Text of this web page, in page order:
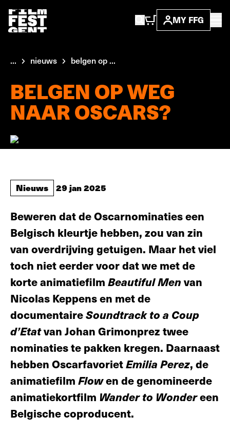
MY FFG
... nieuws belgen op ...
BELGEN OP WEG
NAAR OSCARS?
Nieuws 29 jan 2025
Beweren dat de Oscarnominaties een
Belgisch kleurtje hebben, zou van zin
van overdrijving getuigen. Maar het viel
toch niet eerder voor dat we met de
korte animatiefilm BeautifulMen van
Nicolas Keppens en met de
documentaireSoundtrack to a Coup
d’Etatvan Johan Grimonprez twee
nominaties te pakken kregen. Daarnaast
hebben OscarfavorietEmilia Perez, de
animatiefilm Flowen de genomineerde
animatiekortfilm Wanderto Wondereen
Belgische coproducent.